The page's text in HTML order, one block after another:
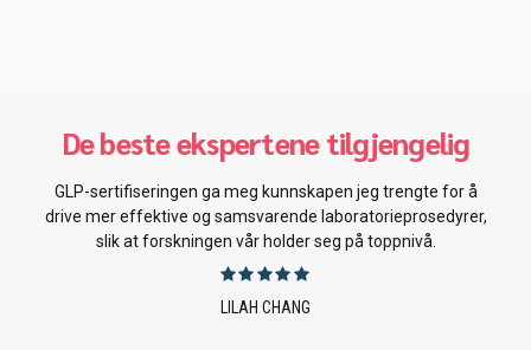
De beste folkene for meg!
GMP-sertifiseringen ga meg uvurderlig kunnskap om
produksjonspraksis som direkte forbedret
produksjonsprosessene våre og samsvaret med kravene.
JUSTIN EMERSON